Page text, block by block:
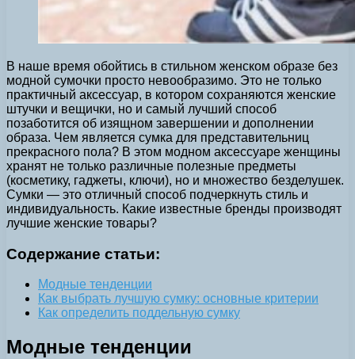
В наше время обойтись в стильном женском образе без
модной сумочки просто невообразимо. Это не только
практичный аксессуар, в котором сохраняются женские
штучки и вещички, но и самый лучший способ
позаботится об изящном завершении и дополнении
образа. Чем является сумка для представительниц
прекрасного пола? В этом модном аксессуаре женщины
хранят не только различные полезные предметы
(косметику, гаджеты, ключи), но и множество безделушек.
Сумки — это отличный способ подчеркнуть стиль и
индивидуальность. Какие известные бренды производят
лучшие женские товары?
Содержание статьи:
Модные тенденции
Как выбрать лучшую сумку: основные критерии
Как определить поддельную сумку
Модные тенденции